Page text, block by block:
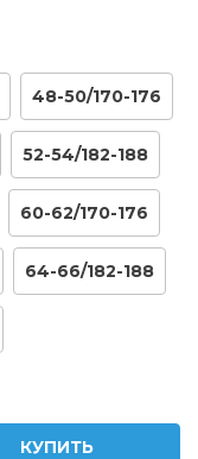
48-50/170-176
52-54/182-188
60-62/170-176
64-66/182-188
КУПИТЬ